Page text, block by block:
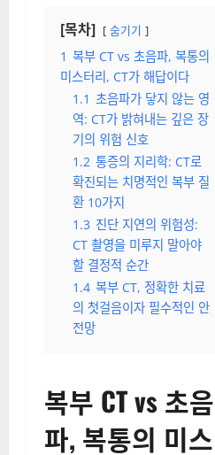
[목차] 숨기기
1 복부 CT vs 초음파, 복통의
미스터리, CT가 해답이다
1.1 초음파가 닿지 않는 영
역: CT가 밝혀내는 깊은 장
기의 위험 신호
1.2 통증의 지리학: CT로
확진되는 치명적인 복부 질
환 10가지
1.3 진단 지연의 위험성:
CT 촬영을 미루지 말아야
할 결정적 순간
1.4 복부 CT, 정확한 치료
의 첫걸음이자 필수적인 안
전망
복부 CT vs 초음
파, 복통의 미스